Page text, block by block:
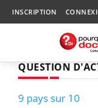
INSCRIPTION
QUESTION
9 pays sur 10